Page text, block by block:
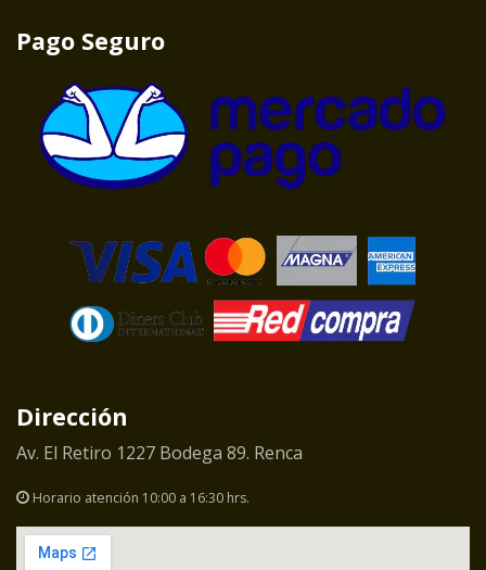
Pago Seguro
Dirección
Av. El Retiro 1227 Bodega 89. Renca
Horario atención 10:00 a 16:30 hrs.